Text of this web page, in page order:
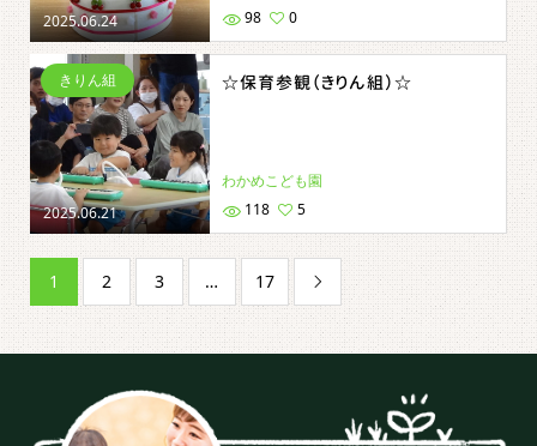
2025.06.24
98
0
2025.06.21
きりん組 ☆保育参観（きりん組）☆
わかめこども園
118
5
1 2 3 … 17 